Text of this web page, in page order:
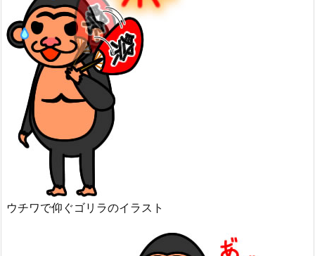
ウチワで仰ぐゴリラのイラスト